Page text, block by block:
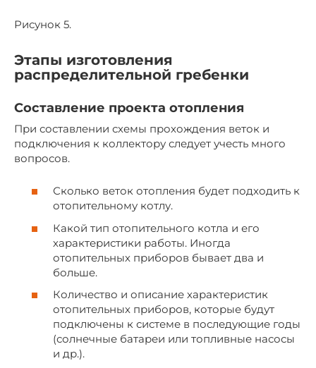
Рисунок 5.
Этапы изготовления
распределительной гребенки
Составление проекта отопления
При составлении схемы прохождения веток и
подключения к коллектору следует учесть много
вопросов.
Сколько веток отопления будет подходить к
отопительному котлу.
Какой тип отопительного котла и его
характеристики работы. Иногда
отопительных приборов бывает два и
больше.
Количество и описание характеристик
отопительных приборов, которые будут
подключены к системе в последующие годы
(солнечные батареи или топливные насосы
и др.).